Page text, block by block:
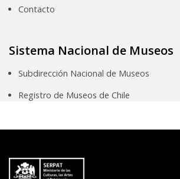
Contacto
Sistema Nacional de Museos
Subdirección Nacional de Museos
Registro de Museos de Chile